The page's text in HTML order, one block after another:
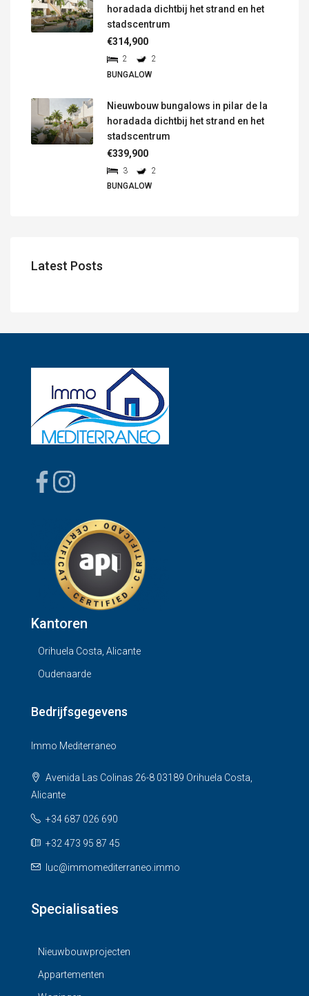
horadada dichtbij het strand en het
stadscentrum
€314,900
2
2
BUNGALOW
Nieuwbouw bungalows in pilar de la
horadada dichtbij het strand en het
stadscentrum
€339,900
3
2
BUNGALOW
Latest Posts
Kantoren
Orihuela Costa, Alicante
Oudenaarde
Bedrijfsgegevens
Immo Mediterraneo
Avenida Las Colinas 26-8 03189 Orihuela Costa,
Alicante
+34 687 026 690
+32 473 95 87 45
luc@immomediterraneo.immo
Specialisaties
Nieuwbouwprojecten
Appartementen